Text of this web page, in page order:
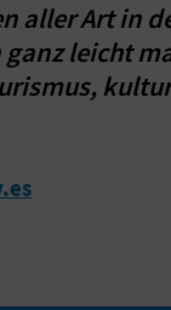
aller Art in
leicht